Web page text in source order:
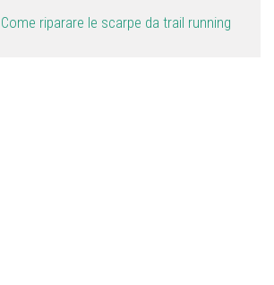
Come riparare le scarpe da trail running